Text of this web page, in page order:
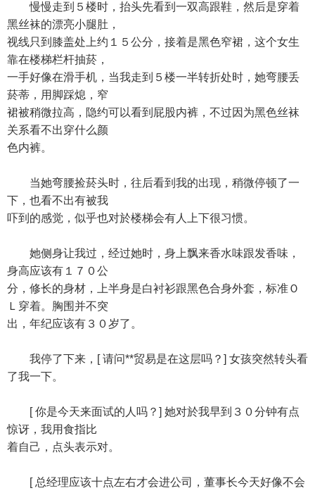
慢慢走到５楼时，抬头先看到一双高跟鞋，然后是穿着
黑丝袜的漂亮小腿肚，
视线只到膝盖处上约１５公分，接着是黑色窄裙，这个女生
靠在楼梯栏杆抽菸，
一手好像在滑手机，当我走到５楼一半转折处时，她弯腰丢
菸蒂，用脚踩熄，窄
裙被稍微拉高，隐约可以看到屁股内裤，不过因为黑色丝袜
关系看不出穿什么颜
色内裤。
当她弯腰捡菸头时，往后看到我的出现，稍微停顿了一
下，也看不出有被我
吓到的感觉，似乎也对於楼梯会有人上下很习惯。
她侧身让我过，经过她时，身上飘来香水味跟发香味，
身高应该有１７０公
分，修长的身材，上半身是白衬衫跟黑色合身外套，标准Ｏ
Ｌ穿着。胸围并不突
出，年纪应该有３０岁了。
我停了下来，[ 请问**贸易是在这层吗？] 女孩突然转头看
了我一下。
[ 你是今天来面试的人吗？] 她对於我早到３０分钟有点
惊讶，我用食指比
着自己，点头表示对。
[ 总经理应该十点左右才会进公司，董事长今天好像不会